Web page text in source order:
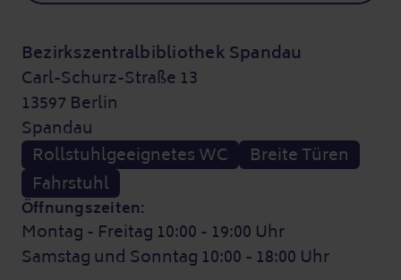
Bezirkszentralbibliothek Spandau
Carl-Schurz-Straße 13
13597 Berlin
Spandau
Rollstuhlgeeignetes WC
Breite Türen
Fahrstuhl
Öffnungszeiten:
Montag - Freitag 10:00 - 19:00 Uhr
Samstag und Sonntag 10:00 - 18:00 Uhr